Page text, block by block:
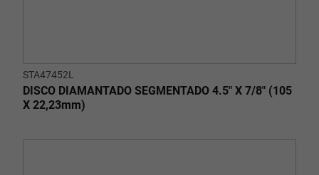
STA47452L
DISCO DIAMANTADO SEGMENTADO 4.5" X 7/8" (105
X 22,23mm)